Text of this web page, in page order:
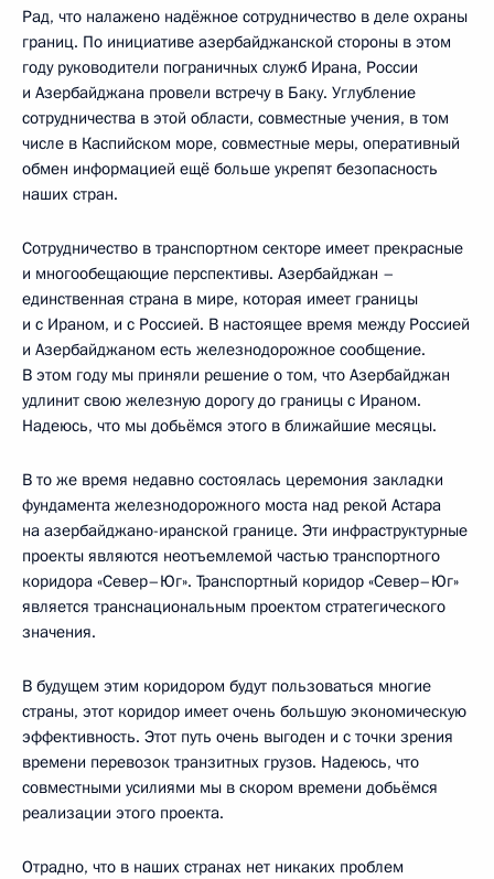
Рад, что налажено надёжное сотрудничество в деле охраны
границ. По инициативе азербайджанской стороны в этом
году руководители пограничных служб Ирана, России
и Азербайджана провели встречу в Баку. Углубление
сотрудничества в этой области, совместные учения, в том
числе в Каспийском море, совместные меры, оперативный
обмен информацией ещё больше укрепят безопасность
наших стран.
Сотрудничество в транспортном секторе имеет прекрасные
и многообещающие перспективы. Азербайджан –
единственная страна в мире, которая имеет границы
и с Ираном, и с Россией. В настоящее время между Россией
и Азербайджаном есть железнодорожное сообщение.
В этом году мы приняли решение о том, что Азербайджан
удлинит свою железную дорогу до границы с Ираном.
Надеюсь, что мы добьёмся этого в ближайшие месяцы.
В то же время недавно состоялась церемония закладки
фундамента железнодорожного моста над рекой Астара
на азербайджано-иранской границе. Эти инфраструктурные
проекты являются неотъемлемой частью транспортного
коридора «Север–Юг». Транспортный коридор «Север–Юг»
является транснациональным проектом стратегического
значения.
В будущем этим коридором будут пользоваться многие
страны, этот коридор имеет очень большую экономическую
эффективность. Этот путь очень выгоден и с точки зрения
времени перевозок транзитных грузов. Надеюсь, что
совместными усилиями мы в скором времени добьёмся
реализации этого проекта.
Отрадно, что в наших странах нет никаких проблем